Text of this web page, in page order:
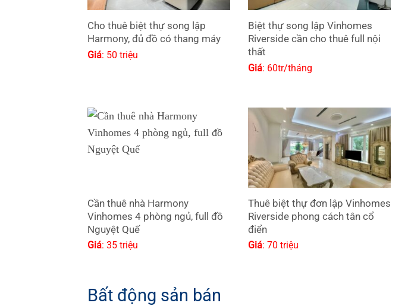
Cho thuê biệt thự song lập
Harmony, đủ đồ có thang máy
Giá: 50 triệu
Biệt thự song lập Vinhomes
Riverside cần cho thuê full nội
thất
Giá: 60tr/tháng
Cần thuê nhà Harmony
Vinhomes 4 phòng ngủ, full đồ
Nguyệt Quế
Giá: 35 triệu
Thuê biệt thự đơn lập Vinhomes
Riverside phong cách tân cổ
điển
Giá: 70 triệu
Bất động sản bán